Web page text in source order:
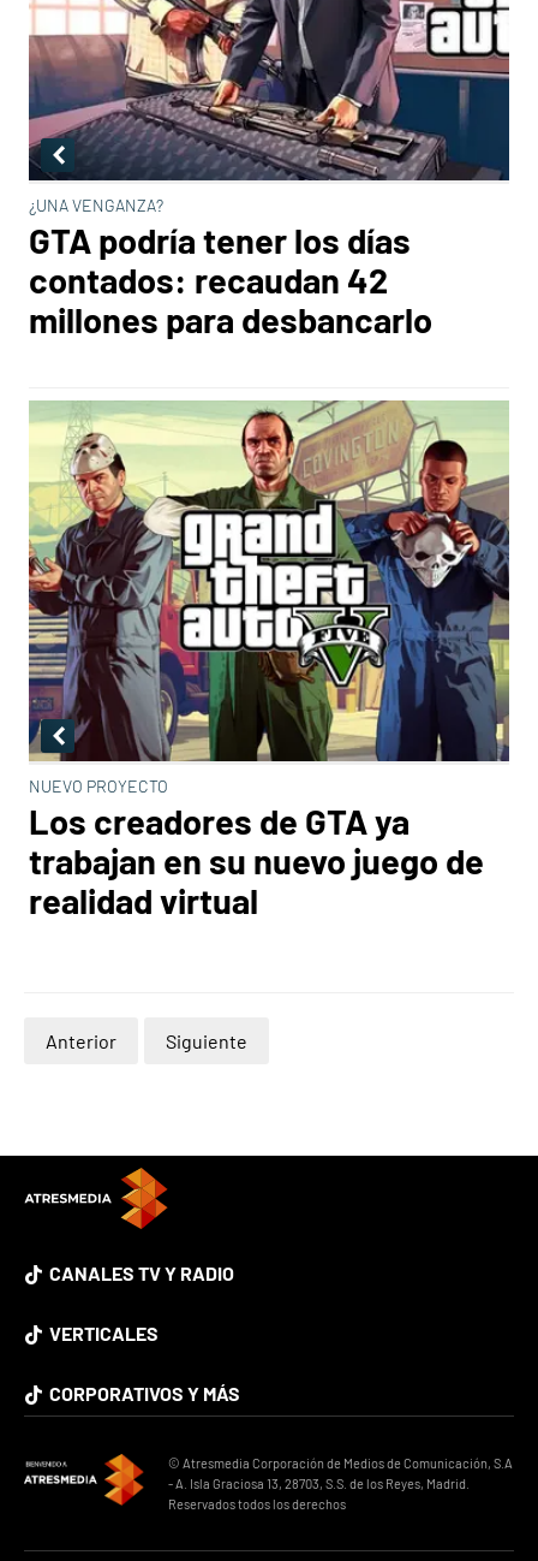
¿UNA VENGANZA?
GTA podría tener los días
contados: recaudan 42
millones para desbancarlo
NUEVO PROYECTO
Los creadores de GTA ya
trabajan en su nuevo juego de
realidad virtual
Anterior Siguiente
CANALES TV Y RADIO
VERTICALES
CORPORATIVOS Y MÁS
© Atresmedia Corporación de Medios de Comunicación, S.A
- A. Isla Graciosa 13, 28703, S.S. de los Reyes, Madrid.
Reservados todos los derechos